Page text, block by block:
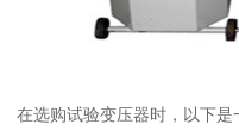
在选购试验变压器时，以下是